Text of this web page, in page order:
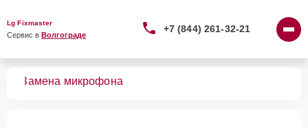
Lg Fixmaster
Сервис в Волгограде
+7 (844) 261-32-21
Замена микрофона